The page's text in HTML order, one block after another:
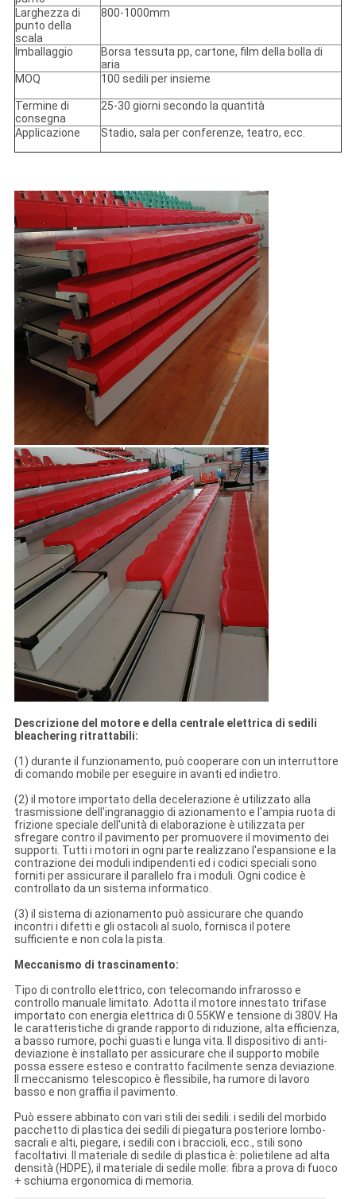
Larghezza di
punto della
scala
800-1000mm
Imballaggio
Borsa tessuta pp, cartone, film della bolla di
aria
MOQ
100 sedili per insieme
Termine di
consegna
25-30 giorni secondo la quantità
Applicazione Stadio, sala per conferenze, teatro, ecc.
Descrizione del motore e della centrale elettrica di sedili
bleachering ritrattabili:
(1) durante il funzionamento, può cooperare con un interruttore
di comando mobile per eseguire in avanti ed indietro.
(2) il motore importato della decelerazione è utilizzato alla
trasmissione dell'ingranaggio di azionamento e l'ampia ruota di
frizione speciale dell'unità di elaborazione è utilizzata per
sfregare contro il pavimento per promuovere il movimento dei
supporti. Tutti i motori in ogni parte realizzano l'espansione e la
contrazione dei moduli indipendenti ed i codici speciali sono
forniti per assicurare il parallelo fra i moduli. Ogni codice è
controllato da un sistema informatico.
(3) il sistema di azionamento può assicurare che quando
incontri i difetti e gli ostacoli al suolo, fornisca il potere
sufficiente e non cola la pista.
Meccanismo di trascinamento:
Tipo di controllo elettrico, con telecomando infrarosso e
controllo manuale limitato. Adotta il motore innestato trifase
importato con energia elettrica di 0.55KW e tensione di 380V. Ha
le caratteristiche di grande rapporto di riduzione, alta efficienza,
a basso rumore, pochi guasti e lunga vita. Il dispositivo di anti-
deviazione è installato per assicurare che il supporto mobile
possa essere esteso e contratto facilmente senza deviazione.
Il meccanismo telescopico è flessibile, ha rumore di lavoro
basso e non graffia il pavimento.
Può essere abbinato con vari stili dei sedili: i sedili del morbido
pacchetto di plastica dei sedili di piegatura posteriore lombo-
sacrali e alti, piegare, i sedili con i braccioli, ecc., stili sono
facoltativi. Il materiale di sedile di plastica è: polietilene ad alta
densità (HDPE), il materiale di sedile molle: fibra a prova di fuoco
+ schiuma ergonomica di memoria.